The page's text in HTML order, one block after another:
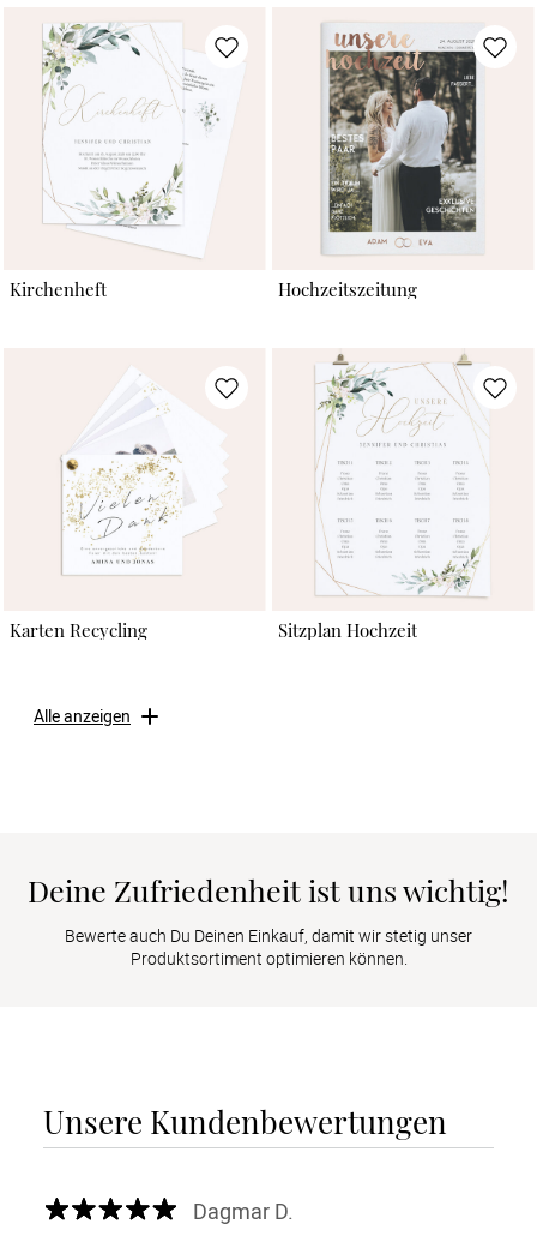
Kirchenheft Hochzeitszeitung
Karten Recycling Sitzplan Hochzeit
Alle anzeigen
Deine Zufriedenheit ist uns wichtig!
Bewerte auch Du Deinen Einkauf, damit wir stetig unser
Produktsortiment optimieren können.
Unsere Kundenbewertungen
Dagmar D.